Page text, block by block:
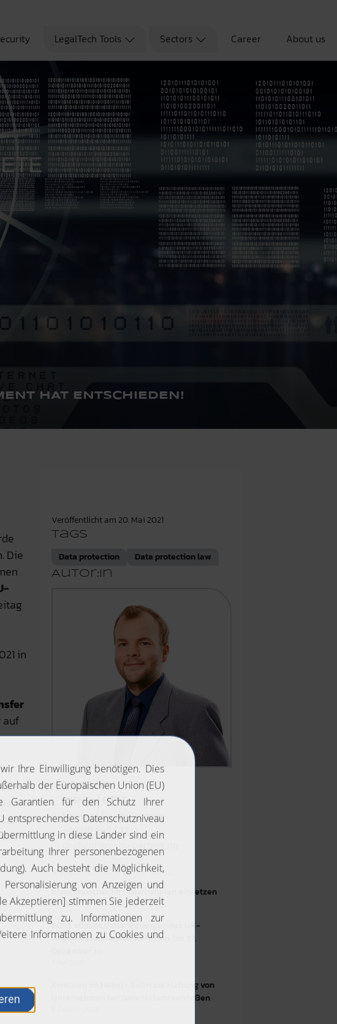
LegalTech Tools Sectors Career About us
HAT ENTSCHIEDEN!
Die
in
auf
von
Veröffentlicht am 20. Mai 2021
Tags
Data protection Data protection law
Autor:in
Fabian
Dechent
Lawyer I Equity Partner
+49 911 669 577 0
dechent@mkm-partner.de
Weitere Artikel
KI rechtssicher im Unternehmen einsetzen
27. April 2026
EDSA stimmt Verlängerungen des UK-
Angemessenheitsbeschlusses bis 27.
Konturen im Nebel - EuGH zur Haftung von
Unternehmen bei Datenschutzverstößen